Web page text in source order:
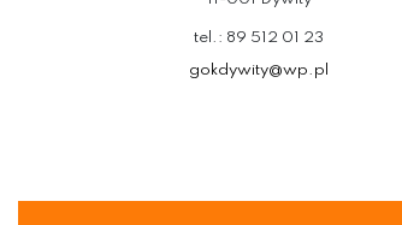
tel.: 89 512 01 23
gokdywity@wp.pl